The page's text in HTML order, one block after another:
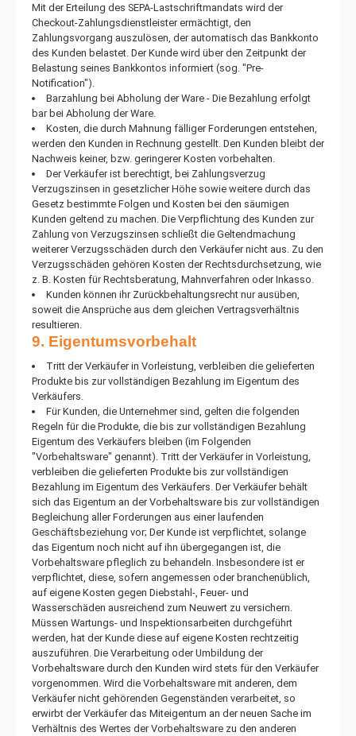
Mit der Erteilung des SEPA-Lastschriftmandats wird der
Checkout-Zahlungsdienstleister ermächtigt, den
Zahlungsvorgang auszulösen, der automatisch das Bankkonto
des Kunden belastet. Der Kunde wird über den Zeitpunkt der
Belastung seines Bankkontos informiert (sog. "Pre-
Notification").
Barzahlung bei Abholung der Ware - Die Bezahlung erfolgt
bar bei Abholung der Ware.
Kosten, die durch Mahnung fälliger Forderungen entstehen,
werden den Kunden in Rechnung gestellt. Den Kunden bleibt der
Nachweis keiner, bzw. geringerer Kosten vorbehalten.
Der Verkäufer ist berechtigt, bei Zahlungsverzug
Verzugszinsen in gesetzlicher Höhe sowie weitere durch das
Gesetz bestimmte Folgen und Kosten bei den säumigen
Kunden geltend zu machen. Die Verpflichtung des Kunden zur
Zahlung von Verzugszinsen schließt die Geltendmachung
weiterer Verzugsschäden durch den Verkäufer nicht aus. Zu den
Verzugsschäden gehören Kosten der Rechtsdurchsetzung, wie
z. B. Kosten für Rechtsberatung, Mahnverfahren oder Inkasso.
Kunden können ihr Zurückbehaltungsrecht nur ausüben,
soweit die Ansprüche aus dem gleichen Vertragsverhältnis
resultieren.
9. Eigentumsvorbehalt
Tritt der Verkäufer in Vorleistung, verbleiben die gelieferten
Produkte bis zur vollständigen Bezahlung im Eigentum des
Verkäufers.
Für Kunden, die Unternehmer sind, gelten die folgenden
Regeln für die Produkte, die bis zur vollständigen Bezahlung
Eigentum des Verkäufers bleiben (im Folgenden
"Vorbehaltsware" genannt). Tritt der Verkäufer in Vorleistung,
verbleiben die gelieferten Produkte bis zur vollständigen
Bezahlung im Eigentum des Verkäufers. Der Verkäufer behält
sich das Eigentum an der Vorbehaltsware bis zur vollständigen
Begleichung aller Forderungen aus einer laufenden
Geschäftsbeziehung vor; Der Kunde ist verpflichtet, solange
das Eigentum noch nicht auf ihn übergegangen ist, die
Vorbehaltsware pfleglich zu behandeln. Insbesondere ist er
verpflichtet, diese, sofern angemessen oder branchenüblich,
auf eigene Kosten gegen Diebstahl-, Feuer- und
Wasserschäden ausreichend zum Neuwert zu versichern.
Müssen Wartungs- und Inspektionsarbeiten durchgeführt
werden, hat der Kunde diese auf eigene Kosten rechtzeitig
auszuführen. Die Verarbeitung oder Umbildung der
Vorbehaltsware durch den Kunden wird stets für den Verkäufer
vorgenommen. Wird die Vorbehaltsware mit anderen, dem
Verkäufer nicht gehörenden Gegenständen verarbeitet, so
erwirbt der Verkäufer das Miteigentum an der neuen Sache im
Verhältnis des Wertes der Vorbehaltsware zu den anderen